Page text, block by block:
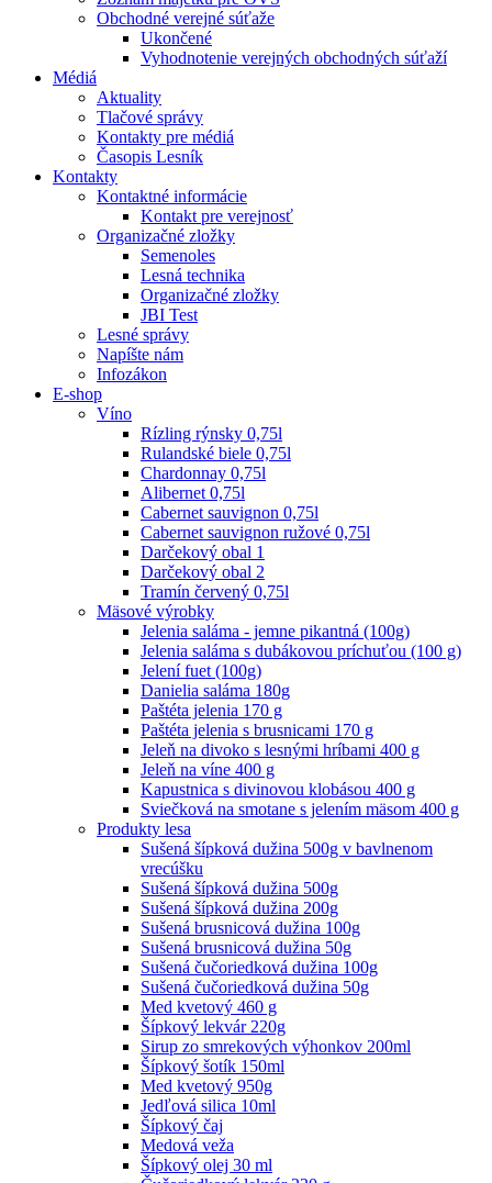
Obchodné verejné súťaže
Ukončené
Vyhodnotenie verejných obchodných súťaží
Médiá
Aktuality
Tlačové správy
Kontakty pre médiá
Časopis Lesník
Kontakty
Kontaktné informácie
Kontakt pre verejnosť
Organizačné zložky
Semenoles
Lesná technika
Organizačné zložky
JBI Test
Lesné správy
Napíšte nám
Infozákon
E-shop
Víno
Rízling rýnsky 0,75l
Rulandské biele 0,75l
Chardonnay 0,75l
Alibernet 0,75l
Cabernet sauvignon 0,75l
Cabernet sauvignon ružové 0,75l
Darčekový obal 1
Darčekový obal 2
Tramín červený 0,75l
Mäsové výrobky
Jelenia saláma - jemne pikantná (100g)
Jelenia saláma s dubákovou príchuťou (100 g)
Jelení fuet (100g)
Danielia saláma 180g
Paštéta jelenia 170 g
Paštéta jelenia s brusnicami 170 g
Jeleň na divoko s lesnými hríbami 400 g
Jeleň na víne 400 g
Kapustnica s divinovou klobásou 400 g
Sviečková na smotane s jelením mäsom 400 g
Produkty lesa
Sušená šípková dužina 500g v bavlnenom
vrecúšku
Sušená šípková dužina 500g
Sušená šípková dužina 200g
Sušená brusnicová dužina 100g
Sušená brusnicová dužina 50g
Sušená čučoriedková dužina 100g
Sušená čučoriedková dužina 50g
Med kvetový 460 g
Šípkový lekvár 220g
Sirup zo smrekových výhonkov 200ml
Šípkový šotík 150ml
Med kvetový 950g
Jedľová silica 10ml
Šípkový čaj
Medová veža
Šípkový olej 30 ml